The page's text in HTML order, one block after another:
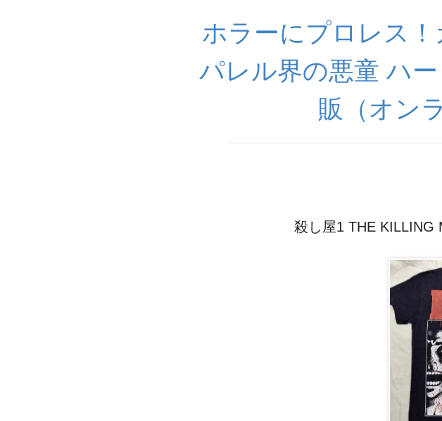
ホラーにプロレス
パレル界の悪童 ハ
販（オン
殺し屋1 THE KILLING